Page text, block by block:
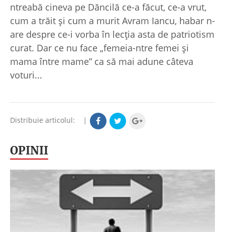
ntreabă cineva pe Dăncilă ce-a făcut, ce-a vrut,
cum a trăit şi cum a murit Avram Iancu, habar n-
are despre ce-i vorba în lecţia asta de patriotism
curat. Dar ce nu face „femeia-ntre femei şi
mama între mame” ca să mai adune câteva
voturi...
Distribuie articolul: |
OPINII